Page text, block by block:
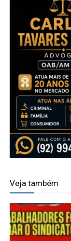
Veja também